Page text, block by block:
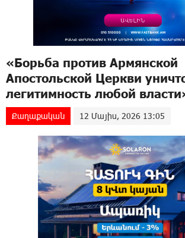
«Борьба против Армянской
Апостольской Церкви
легитимность любой
Քաղաքական 12 Մայիս, 2026 13:05